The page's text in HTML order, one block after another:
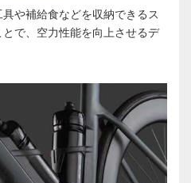
や補給食などを収納できるス
で、空力性能を向上させるデ